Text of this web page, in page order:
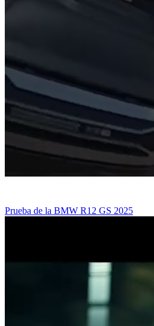
Prueba de la BMW R12 GS 2025